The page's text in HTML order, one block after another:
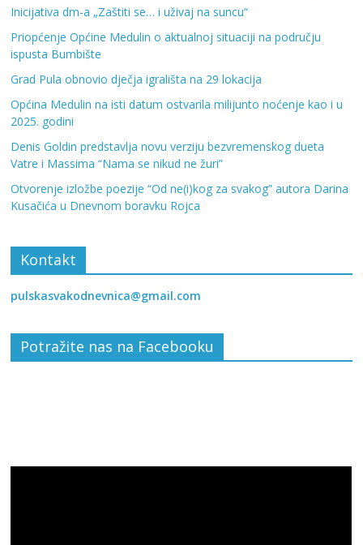
Inicijativa dm-a „Zaštiti se… i uživaj na suncu“
Priopćenje Općine Medulin o aktualnoj situaciji na području
ispusta Bumbište
Grad Pula obnovio dječja igrališta na 29 lokacija
Općina Medulin na isti datum ostvarila milijunto noćenje kao i u
2025. godini
Denis Goldin predstavlja novu verziju bezvremenskog dueta
Vatre i Massima “Nama se nikud ne žuri”
Otvorenje izložbe poezije “Od ne(i)kog za svakog” autora Darina
Kusačića u Dnevnom boravku Rojca
Kontakt
pulskasvakodnevnica@gmail.com
Potražite nas na Facebooku